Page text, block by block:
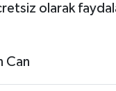
olarak
Can